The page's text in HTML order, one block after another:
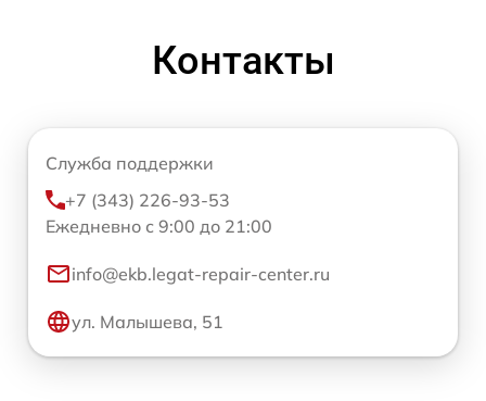
Контакты
Служба поддержки
+7 (343) 226-93-53
Ежедневно с 9:00 до 21:00
info@ekb.legat-repair-center.ru
ул. Малышева, 51